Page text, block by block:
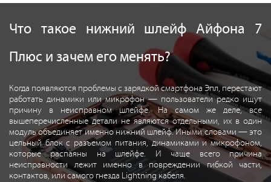
Что такое нижний шлейф Айфона 7
Плюс и зачем его менять?
Когда появляются проблемы с зарядкой смартфона Эпл, перестают
работать динамики или микрофон — пользователи редко ищут
причину в неисправном шлейфе. На самом же деле, все
вышеперечисленные детали не являются отдельными, их в один
модуль объединяет именно нижний шлейф. Иными словами — это
цельный блок с разъемом питания, динамиками и микрофоном,
которые распаяны на шлейфе. И чаще всего причина
неисправности лежит именно в повреждении гибкой части,
контактов, или самого гнезда Lightning кабеля.